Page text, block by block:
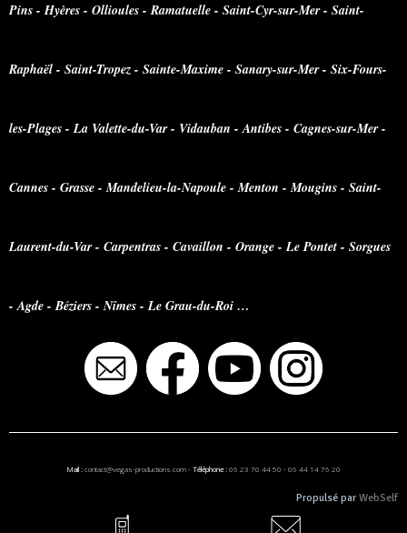
Pins - Hyères - Ollioules - Ramatuelle - Saint-Cyr-sur-Mer - Saint-
Raphaël - Saint-Tropez - Sainte-Maxime - Sanary-sur-Mer - Six-Fours-
les-Plages - La Valette-du-Var - Vidauban - Antibes - Cagnes-sur-Mer -
Cannes - Grasse - Mandelieu-la-Napoule - Menton - Mougins - Saint-
Laurent-du-Var - Carpentras - Cavaillon - Orange - Le Pontet - Sorgues
- Agde - Béziers - Nîmes - Le Grau-du-Roi …
Mail : contact@vegas-productions.com- Téléphone : 06 23 70 44 50 - 06 44 14 76 20
Propulsé par WebSelf